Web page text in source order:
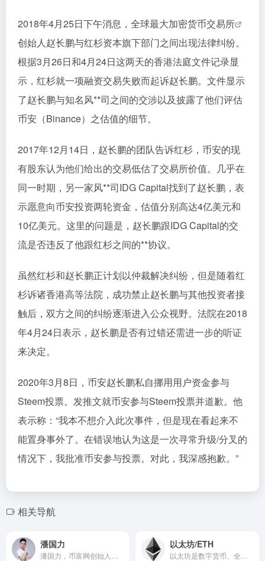
2018年4月25日下午消息，全球最大加密货币交易所
创始人赵长鹏与红杉资本旗下部门之间出现法律纠纷。
根据3月26日和4月24日这两天的香港法庭文件记录显
示，红杉就一项融资交易失败而起诉赵长鹏。文件显示
了赵长鹏与知名风**司之间的交涉以及披露了他们评估
币安（Binance）之估值的细节。
2017年12月14日，赵长鹏的团队告诉红杉，币安的现
有股东认为他们给出的交易低估了交易所价值。几乎在
同一时期，另一家风**司IDG Capital找到了赵长鹏，表
示愿意向币安投资两轮资金，估值分别高达4亿美元和
10亿美元。这里的问题是，赵长鹏跟IDG Capital的交
流是否违反了他跟红杉之间的**协议。
虽然红杉和赵长鹏正计划以仲裁解决纠纷，但是随着红
杉诉诸香港高等法院，成功禁止赵长鹏与其他投资者接
触后，双方之间的纠纷逐渐进入公众视野。法院在2018
年4月24日表示，赵长鹏是否有过错还需进一步的听证
来决定。
2020年3月8日，币安赵长鹏私自挪用用户资金参与
Steem投票。发推文就币安参与Steem投票并道歉。他
表示称：“我本不想介入此次事件，但是现在看起来不
能置身事外了。在错误地认为这是一次寻常升级/分叉的
情况下，我批准币安参与投票。对此，我深感抱歉。”
相关导航
潘国力 以太坊/ETH